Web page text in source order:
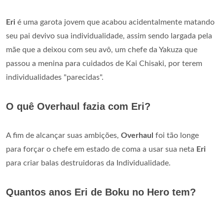
Eri é uma garota jovem que acabou acidentalmente matando
seu pai devivo sua individualidade, assim sendo largada pela
mãe que a deixou com seu avô, um chefe da Yakuza que
passou a menina para cuidados de Kai Chisaki, por terem
individualidades "parecidas".
O quê Overhaul fazia com Eri?
A fim de alcançar suas ambições, Overhaul foi tão longe
para forçar o chefe em estado de coma a usar sua neta Eri
para criar balas destruidoras da Individualidade.
Quantos anos Eri de Boku no Hero tem?